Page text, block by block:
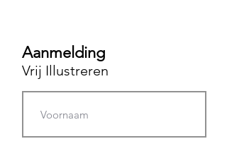
Aanmelding
Vrij Illustreren